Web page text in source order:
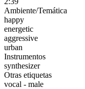
Ambiente/Temática
happy
energetic
aggressive
urban
Instrumentos
synthesizer
Otras etiquetas
vocal - male